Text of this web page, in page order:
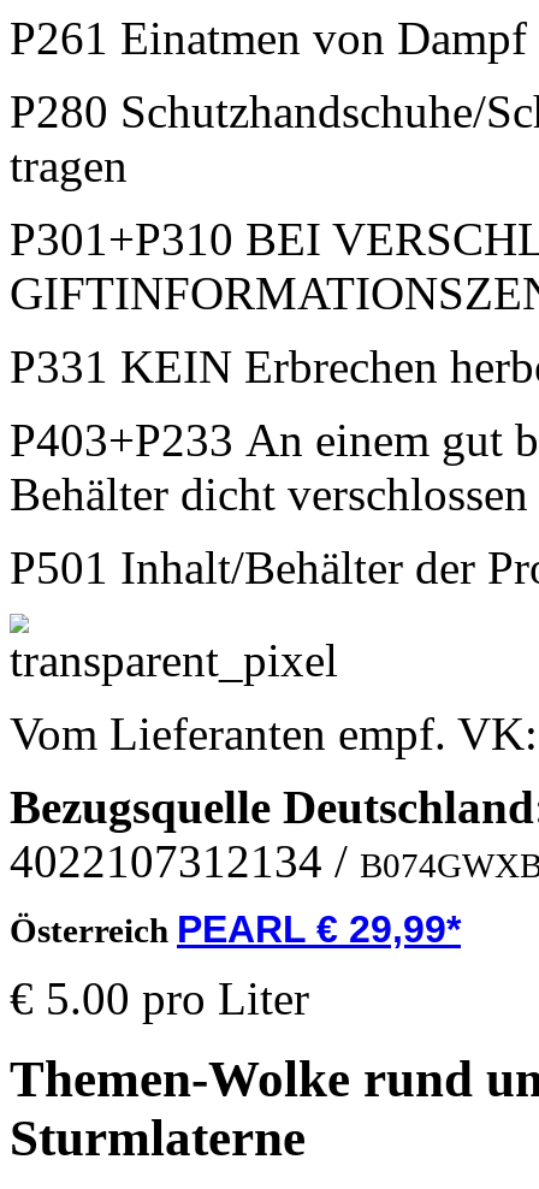
P261 Einatmen von
P280 Schutzhandschuhe/
tragen
P301+P310 BEI
P331 KEIN Erbrechen
P403+P233 An einem gut
Behälter dicht
P501 Inhalt/Behälter der
Vom Lieferanten empf.
Bezugsquelle Deutschland
4022107312134 /
Österreich PEARL € 29,99*
€ 5.00 pro Liter
Themen-Wolke rund
Sturmlaterne